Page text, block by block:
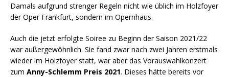
Damals aufgrund strenger Regeln nicht wie üblich im Holzfoyer
der Oper Frankfurt, sondern im Opernhaus.
Auch die jetzt erfolgte Soiree zu Beginn der Saison 2021/22
war außergewöhnlich. Sie fand zwar nach zwei Jahren erstmals
wieder im Holzfoyer statt, war aber das Vorauswahlkonzert
zum Anny-Schlemm Preis 2021. Dieses hätte bereits vor